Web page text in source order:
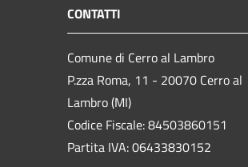
CONTATTI
Comune di Cerro al Lambro
P.zza Roma, 11 - 20070 Cerro al
Lambro (MI)
Codice Fiscale: 84503860151
Partita IVA: 06433830152